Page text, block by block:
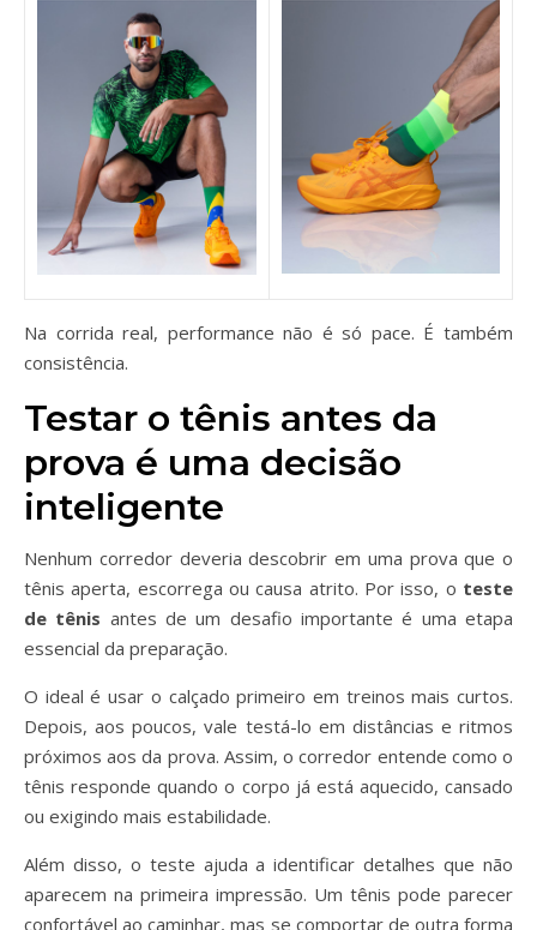
Na corrida real, performance não é só pace. É também
consistência.
Testar o tênis antes da
prova é uma decisão
inteligente
Nenhum corredor deveria descobrir em uma prova que o
tênis aperta, escorrega ou causa atrito. Por isso, o teste
de tênis antes de um desafio importante é uma etapa
essencial da preparação.
O ideal é usar o calçado primeiro em treinos mais curtos.
Depois, aos poucos, vale testá-lo em distâncias e ritmos
próximos aos da prova. Assim, o corredor entende como o
tênis responde quando o corpo já está aquecido, cansado
ou exigindo mais estabilidade.
Além disso, o teste ajuda a identificar detalhes que não
aparecem na primeira impressão. Um tênis pode parecer
confortável ao caminhar, mas se comportar de outra forma